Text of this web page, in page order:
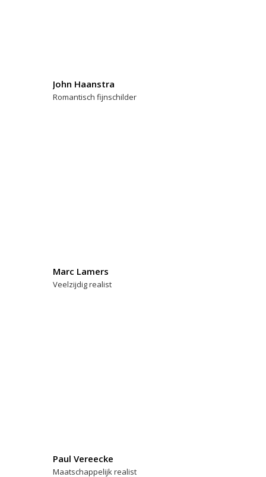
John Haanstra
Romantisch fijnschilder
Marc Lamers
Veelzijdig realist
Paul Vereecke
Maatschappelijk realist